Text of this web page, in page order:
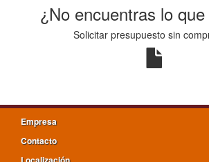
¿No encuentras lo
Solicitar presupuesto sin
Empresa
Contacto